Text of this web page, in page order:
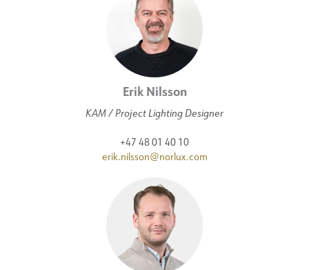
Erik Nilsson
KAM / Project Lighting Designer
+47 48 01 40 10
erik.nilsson@norlux.com